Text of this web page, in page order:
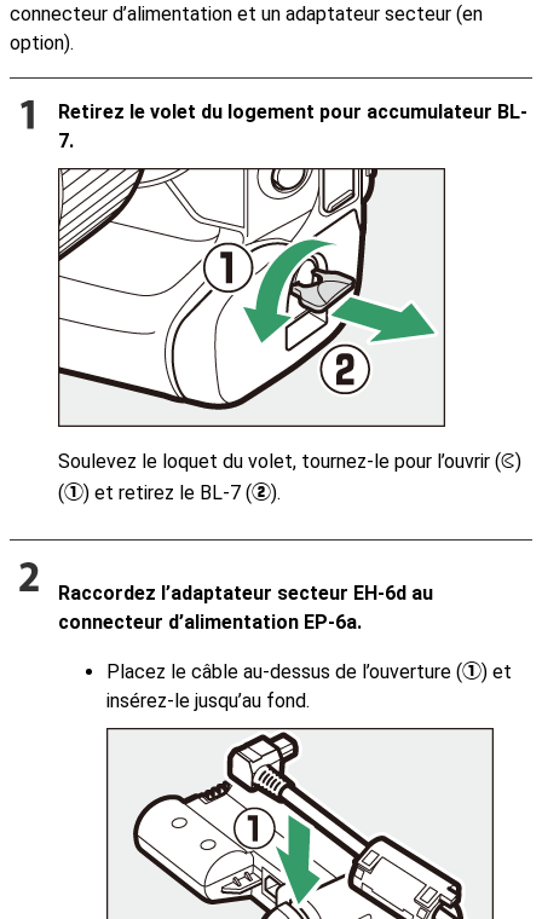
connecteur d’alimentation et un adaptateur secteur (en
option).
Retirez le volet du logement pour accumulateur BL-
7.
Soulevez le loquet du volet, tournez-le pour l’ouvrir (A)
(q) et retirez le BL-7 (w).
Raccordez l’adaptateur secteur EH‑6d au
connecteur d’alimentation EP‑6a.
Placez le câble au-dessus de l’ouverture (q) et
insérez-le jusqu’au fond.